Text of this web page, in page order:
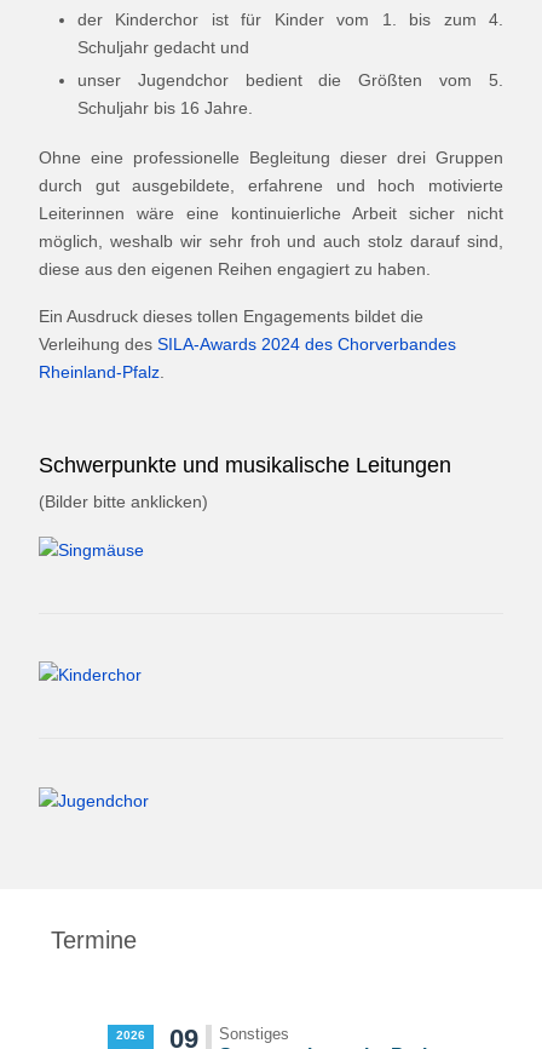
der Kinderchor ist für Kinder vom 1. bis zum 4.
Schuljahr gedacht und
unser Jugendchor bedient die Größten vom 5.
Schuljahr bis 16 Jahre.
Ohne eine professionelle Begleitung dieser drei Gruppen
durch gut ausgebildete, erfahrene und hoch motivierte
Leiterinnen wäre eine kontinuierliche Arbeit sicher nicht
möglich, weshalb wir sehr froh und auch stolz darauf sind,
diese aus den eigenen Reihen engagiert zu haben.
Ein Ausdruck dieses tollen Engagements bildet die
Verleihung des SILA-Awards 2024 des Chorverbandes
Rheinland-Pfalz
Schwerpunkte und musikalische Leitungen
(Bilder bitte anklicken)
Termine